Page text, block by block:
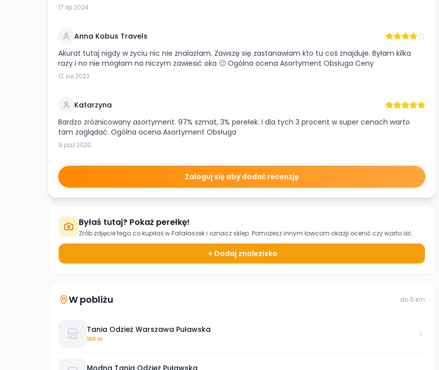
17 lip 2024
Anna Kobus Travels
Akurat tutaj nigdy w życiu nic nie znalazłam. Zawszę się zastanawiam kto tu coś znajduje. Byłam kilka
razy i no nie mogłam na niczym zawiesić oka 🙁 Ogólna ocena Asortyment Obsługa Ceny
12 sie 2022
Katarzyna
Bardzo zróżnicowany asortyment. 97% szmat, 3% perełek. I dla tych 3 procent w super cenach warto
tam zaglądać. Ogólna ocena Asortyment Obsługa
9 paź 2020
Zaloguj się aby dodać recenzję
Byłaś tutaj? Pokaż perełkę!
Zrób zdjęcie tego co kupiłaś wFatałaszeki oznacz sklep. Pomożesz innym łowcom okazji ocenić czy warto iść.
Dodaj znalezisko
W pobliżu do 5 km
Tania Odzież Warszawa Puławska
160 m
Modna Tania Odzież Puławska